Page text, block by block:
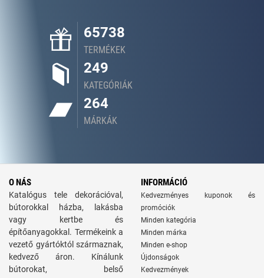
65738
TERMÉKEK
249
KATEGÓRIÁK
264
MÁRKÁK
O NÁS
Katalógus tele dekorációval,
bútorokkal házba, lakásba
vagy kertbe és
építőanyagokkal. Termékeink a
vezető gyártóktól származnak,
kedvező áron. Kínálunk
bútorokat, belső
INFORMÁCIÓ
Kedvezményes kuponok és
promóciók
Minden kategória
Minden márka
Minden e-shop
Újdonságok
Kedvezmények